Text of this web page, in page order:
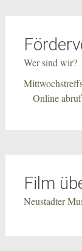
Wer sind wir?
Online
Film
Neustadter